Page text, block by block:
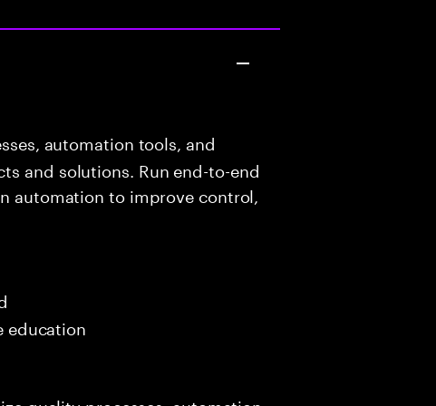
automation tools, and
and solutions. Run end-to-end
automation to improve control,
education